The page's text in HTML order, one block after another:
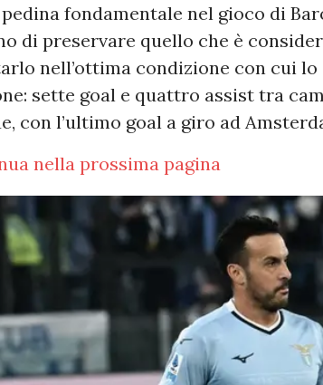
fondamentale nel gioco di
di preservare quello che è
nell’ottima condizione con cui lo
sette goal e quattro assist tra
con l’ultimo goal a giro ad
nella prossima pagina